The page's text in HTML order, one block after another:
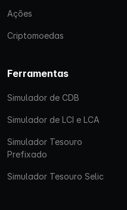
Ações
Criptomoedas
Ferramentas
Simulador de CDB
Simulador de LCI e LCA
Simulador Tesouro
Prefixado
Simulador Tesouro Selic